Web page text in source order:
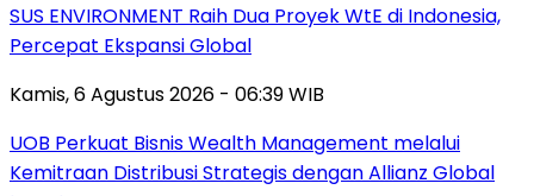
SUS ENVIRONMENT Raih Dua Proyek WtE di Indonesia,
Percepat Ekspansi Global
Kamis, 6 Agustus 2026 - 06:39 WIB
UOB Perkuat Bisnis Wealth Management melalui
Kemitraan Distribusi Strategis dengan Allianz Global